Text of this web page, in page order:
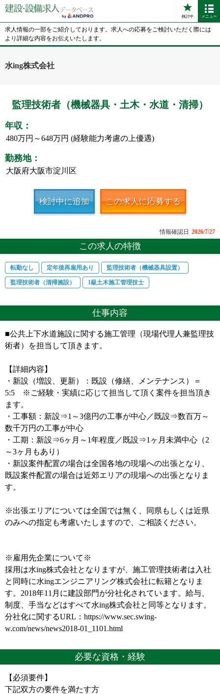
検討中 メニュー
求人情報の一部をご紹介しております。求人への応募をご検討いただく際には
より詳細な内容をお伝えいたします。
水ing株式会社
監理技術者（機械器具・土木・水道・清掃）
年収：
480万円～648万円 (経験能力考慮の上優遇)
勤務地：
大阪府大阪市淀川区
検討中に追加 この求人に応募する
情報確認日 2026/7/27
この求人の特徴
転勤なし 定年後再雇用あり 監理技術者（機械器具設置）
監理技術者（清掃施設） 1級土木施工管理技士
仕事内容
■公共上下水道施設に関する施工管理（現場代理人兼監理技
術者）を担当して頂きます。
【詳細内容】
・新設（増設、更新）：既設（修繕、メンテナンス）＝
5:5 ※ご経験・実績に応じて担当して頂く案件を担当頂き
ます。
・工事額：新設⇒1～3億円の工事が中心／既設⇒数百万～
数千万円の工事が中心
・工期：新設⇒6ヶ月～1年程度／既設⇒1ヶ月未満中心（2
～3ヶ月もあり）
・新設案件配置の場合は全国各地の現場への出張となり、
既設案件配置の場合は近郊エリアの現場への出張となりま
す。
※出張エリアについては全国では無く、同県もしくは近県
のみへの指定も考慮いたしますので、ご相談ください。
※雇用先企業について※
採用は水ing株式会社となりますが、施工管理技術者は入社
と同時に水ingエンジニアリング株式会社に転籍となりま
す。2018年11月に建設部門が分社化されています。給与、
制度、手当などはすべて水ing株式会社と同等となります。
分社化に関するURL：https://www.sec.swing-
w.com/news/news2018-01_1101.html
必要な資格・経験
【必須要件】
下記双方の要件を満たす方